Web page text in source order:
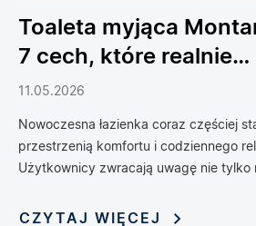
Toaleta myjąca
7 cech, które realnie
podnoszą komfort
codziennego życia
11.05.2026
Nowoczesna łazienka coraz częściej
przestrzenią komfortu i codziennego
Użytkownicy zwracają uwagę nie tylko
poprawiają wygodę, higienę i
CZYTAJ WIĘCEJ